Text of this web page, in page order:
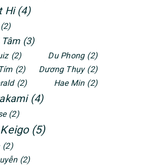
Hi (4)
(2)
(3)
(2) Du Phong (2)
(2) Dương Thụy (2)
(2) Hae Min (2)
(4)
(2)
(5)
(2)
(2)